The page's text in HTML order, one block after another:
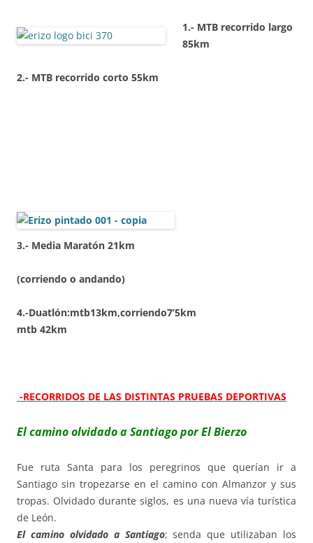
1.- MTB recorrido largo
85km
2.- MTB recorrido corto 55km
3.- Media Maratón 21km
(corriendo o andando)
4.-Duatlón:mtb13km,corriendo7’5km
mtb 42km
-RECORRIDOS DE LAS DISTINTAS PRUEBAS DEPORTIVAS
El camino olvidado a Santiago por El Bierzo
Fue ruta Santa para los peregrinos que querían ir a
Santiago sin tropezarse en el camino con Almanzor y sus
tropas. Olvidado durante siglos, es una nueva vía turística
de León.
El camino olvidado a Santiago; senda que utilizaban los